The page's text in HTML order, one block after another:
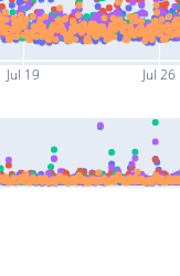
Jul 19 Jul 26